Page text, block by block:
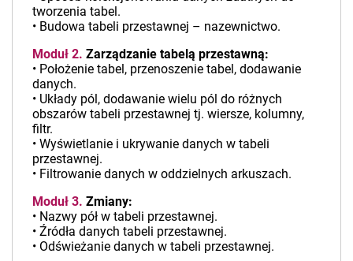
tworzenia tabel.
• Budowa tabeli przestawnej – nazewnictwo.
Moduł 2. Zarządzanie tabelą przestawną:
• Położenie tabel, przenoszenie tabel, dodawanie
danych.
• Układy pól, dodawanie wielu pól do różnych
obszarów tabeli przestawnej tj. wiersze, kolumny,
filtr.
• Wyświetlanie i ukrywanie danych w tabeli
przestawnej.
• Filtrowanie danych w oddzielnych arkuszach.
Moduł 3. Zmiany:
• Nazwy pół w tabeli przestawnej.
• Źródła danych tabeli przestawnej.
• Odświeżanie danych w tabeli przestawnej.